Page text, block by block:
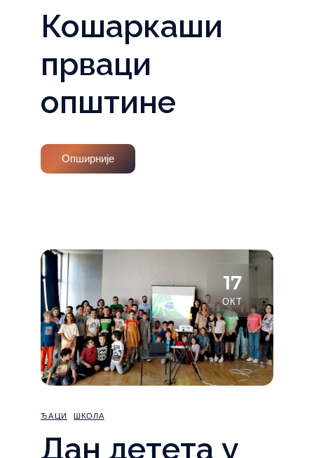
Кошаркаши
прваци
општине
Опширније
17
ОКТ
ЂАЦИ ШКОЛА
Дан детета у